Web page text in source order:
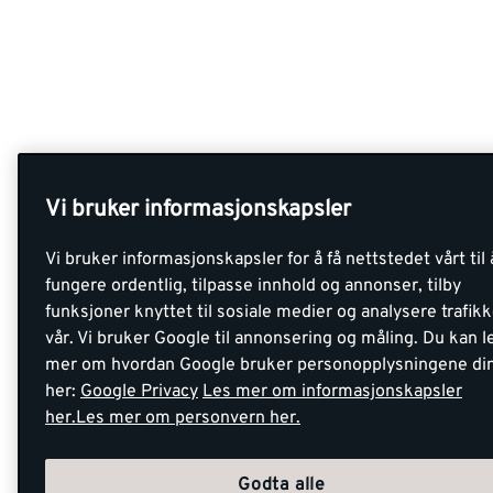
Vi bruker informasjonskapsler
Vi bruker informasjonskapsler for å få nettstedet vårt til
fungere ordentlig, tilpasse innhold og annonser, tilby
funksjoner knyttet til sosiale medier og analysere
vår. Vi bruker Google til annonsering og måling. Du kan
mer om hvordan Google bruker personopplysningene
her: Google Privacy Les mer om informasjonskapsler
her.Les mer om personvern her.
Godta alle